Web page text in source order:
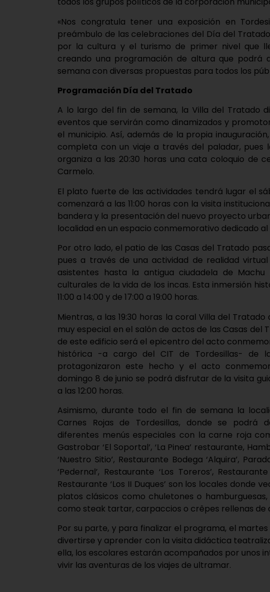
«Nos congratula tener una exposición en
preámbulo de las celebraciones del Día del
por la cultura y el turismo de primer nivel que
creando una programación de altura que
semana con diversas propuestas para todos los
Programación Día del Tratado
A lo largo del fin de semana, la Villa del Tratado
eventos que servirán como dinamizados y
el municipio. Así, además de la propia
completa con un viaje a través del paladar, pues
organiza a las 20:30 horas una cata coloquio de
Carmelo.
El plato fuerte de las actividades tendrá lugar el
comenzará a las 11:00 horas con la visita
bandera y la presentación del nuevo proyecto
localidad en un espacio conmemorativo dedicado
Por otro lado, el patio de las Casas del Tratado
pues a través de una actividad de realidad
asistentes hasta la antigua ciudadela de
culturales de la vida de los incas. Esta inmersión
11:00 a 14:00 y de 17:00 a 19:00 horas.
Mientras, a las 19:30 horas la coral Villa del
muy especial en el salón de actos de las Casas del
de este edificio será el epicentro del acto
histórica -a cargo del CIT de Tordesillas- de
protagonizaron este hecho y el acto
domingo 8 de junio se podrá disfrutar de la visita
a las 12:00 horas.
Asimismo, durante todo el fin de semana la
Carnes Rojas de Tordesillas, donde se podrá
diferentes menús especiales con la carne roja
Gastrobar ‘El Soportal’, ‘La Pinea’ restaurante,
‘Nuestro Sitio’, Restaurante Bodega ‘Alquira’,
‘Pedernal’, Restaurante ‘Los Toreros’,
Restaurante ‘Los II Duques’ son los locales donde
platos clásicos como chuletones o
como steak tartar, carpaccios o crêpes rellenas de
Por su parte, y para finalizar el programa, el
divertirse y aprender con la visita didáctica
ella, los escolares estarán acompañados por unos
vivir las aventuras de los viajes de ultramar.